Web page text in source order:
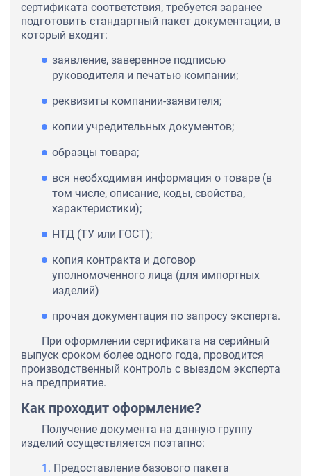
сертификата соответствия, требуется заранее
подготовить стандартный пакет документации, в
который входят:
заявление, заверенное подписью
руководителя и печатью компании;
реквизиты компании-заявителя;
копии учредительных документов;
образцы товара;
вся необходимая информация о товаре (в
том числе, описание, коды, свойства,
характеристики);
НТД (ТУ или ГОСТ);
копия контракта и договор
уполномоченного лица (для импортных
изделий)
прочая документация по запросу эксперта.
При оформлении сертификата на серийный
выпуск сроком более одного года, проводится
производственный контроль с выездом эксперта
на предприятие.
Как проходит оформление?
Получение документа на данную группу
изделий осуществляется поэтапно:
Предоставление базового пакета